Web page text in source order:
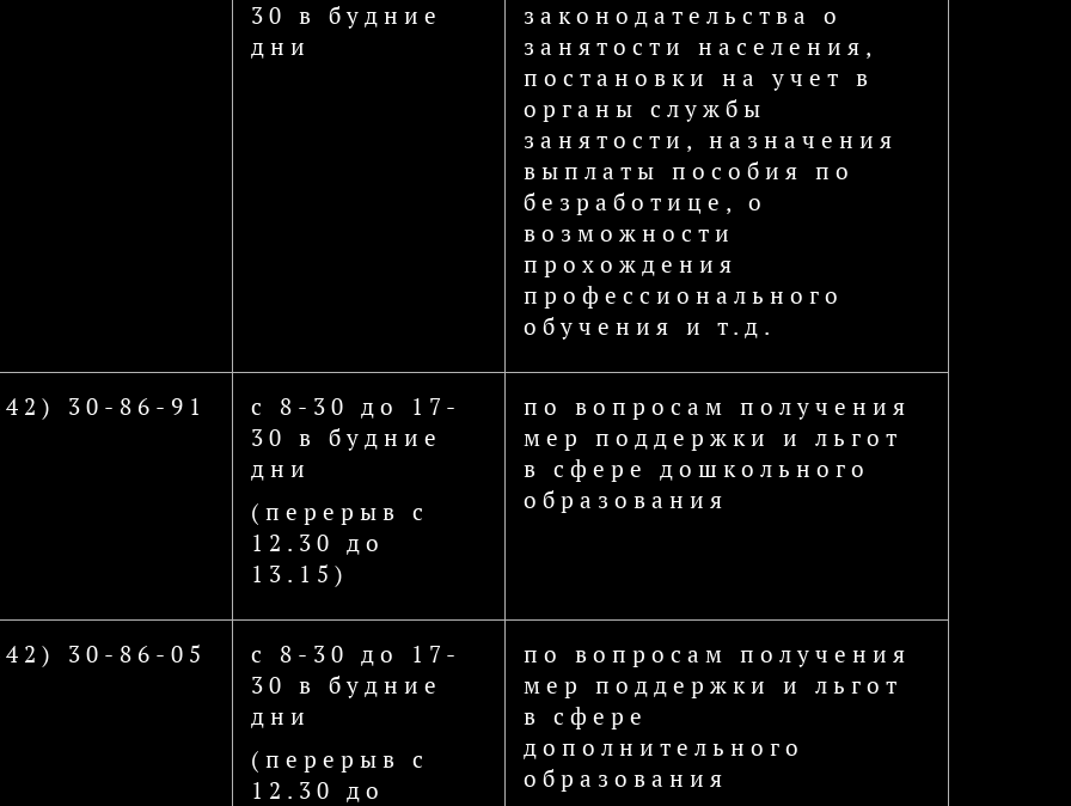
30 в будние
дни
законодательства о
занятости населения,
постановки на учет в
органы службы
занятости, назначения
выплаты пособия по
безработице, о
возможности
прохождения
профессионального
обучения и т.д.
30-86-91
с 8-30 до 17-
30 в будние
дни
(перерыв с
12.30 до
13.15)
по вопросам получения
мер поддержки и льгот
в сфере дошкольного
образования
30-86-05
с 8-30 до 17-
30 в будние
дни
(перерыв с
12.30 до
по вопросам получения
мер поддержки и льгот
в сфере
дополнительного
образования